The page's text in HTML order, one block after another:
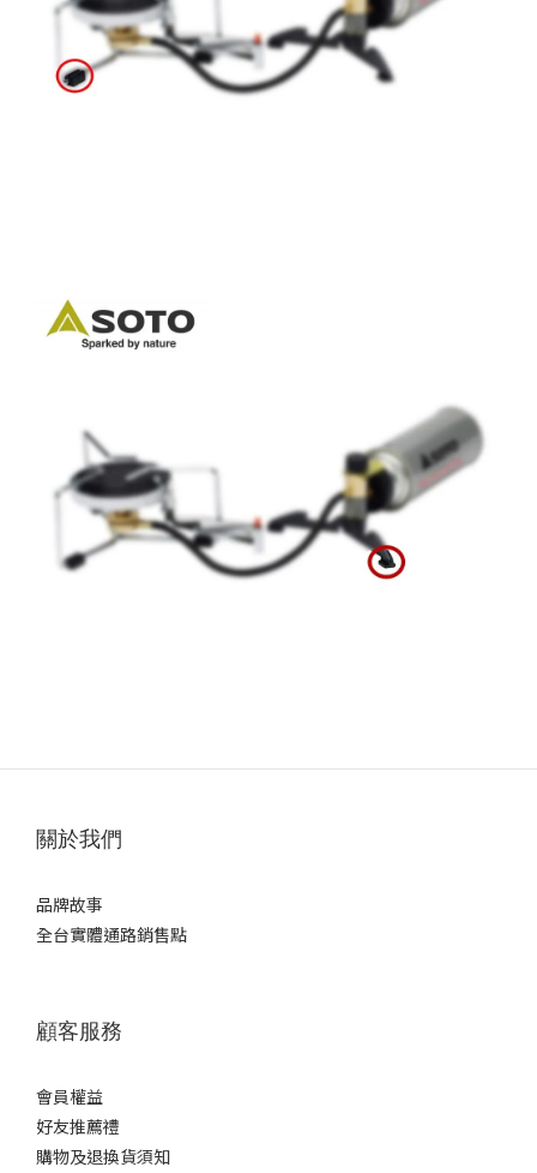
關於我們
品牌故事
全台實體通路銷售點
顧客服務
會員權益
好友推薦禮
購物及退換貨須知